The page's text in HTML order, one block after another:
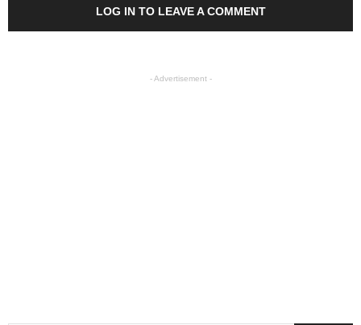
LOG IN TO LEAVE A COMMENT
- Advertisement -